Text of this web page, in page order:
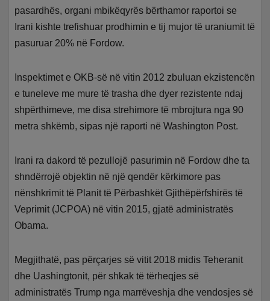
pasardhës, organi mbikëqyrës bërthamor raportoi se
Irani kishte trefishuar prodhimin e tij mujor të uraniumit të
pasuruar 20% në Fordow.
Inspektimet e OKB-së në vitin 2012 zbuluan ekzistencën
e tuneleve me mure të trasha dhe dyer rezistente ndaj
shpërthimeve, me disa strehimore të mbrojtura nga 90
metra shkëmb, sipas një raporti në Washington Post.
Irani ra dakord të pezullojë pasurimin në Fordow dhe ta
shndërrojë objektin në një qendër kërkimore pas
nënshkrimit të Planit të Përbashkët Gjithëpërfshirës të
Veprimit (JCPOA) në vitin 2015, gjatë administratës
Obama.
Megjithatë, pas përçarjes së vitit 2018 midis Teheranit
dhe Uashingtonit, për shkak të tërheqjes së
administratës Trump nga marrëveshja dhe vendosjes së